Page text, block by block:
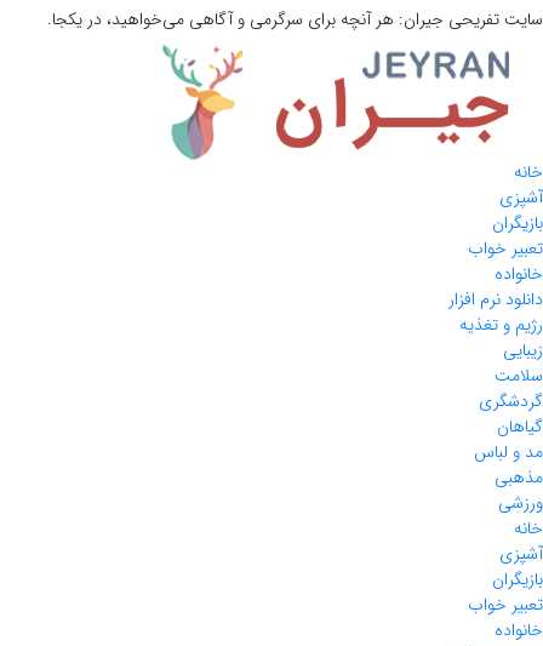
سایت تفریحی جیران: هر آنچه برای سرگرمی و آگاهی می‌خواهید، در یکجا.
خانه
آشپزی
بازیگران
تعبیر خواب
خانواده
دانلود نرم افزار
رژیم و تغذیه
زیبایی
سلامت
گردشگری
گیاهان
مد و لباس
مذهبی
ورزشی
خانه
آشپزی
بازیگران
تعبیر خواب
خانواده